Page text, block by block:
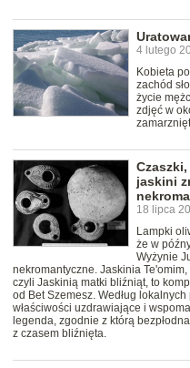
4 lutego
Kobieta
zachód
życie
zdjęć w
jaskini
18 lipca
Lampki
że w
Wyżynie
nekromantyczne. Jaskinia
czyli Jaskinią matki bliźniąt, to
od Bet Szemesz. Według
właściwości uzdrawiające i
legenda, zgodnie z którą
z czasem bliźnięta.